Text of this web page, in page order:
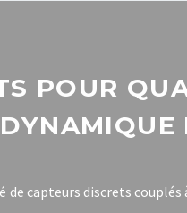
POUR
de capteurs discrets